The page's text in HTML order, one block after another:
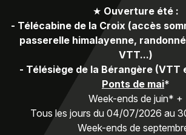
★ Ouverture été :
- Télécabine de la Croix (accès
passerelle himalayenne,
VTT...)
- Télésiège de la Bérangère (VTT
Ponts de mai*
Week-ends de juin* +
Tous les jours du 04/07/2026 au
Week-ends de